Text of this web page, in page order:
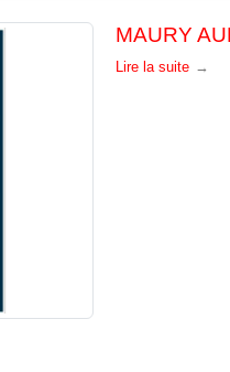
MAURY
Lire la suite